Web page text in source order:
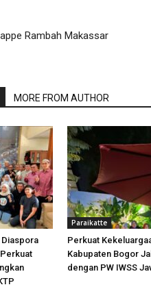
Rambah Makassar
MORE FROM AUTHOR
Diaspora
Paraikatte
Perkuat
Kabupaten Bogor
dengan PW IWSS